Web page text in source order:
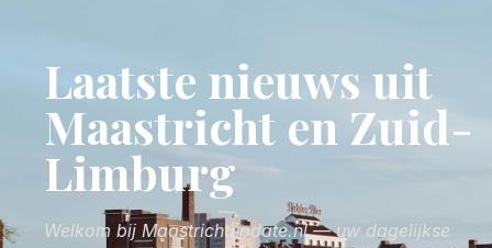
Laatste nieuws uit
Maastricht en Zuid-
Limburg
Welkom bij Maastrichtupdate.nl — uw dagelijkse